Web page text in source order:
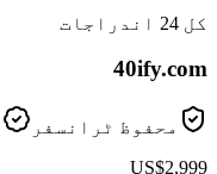
کل 24 اندراجات
40ify.com
محفوظ ٹرانسفر
US$2,999